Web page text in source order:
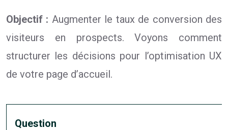
Objectif : Augmenter le taux de conversion des
visiteurs en prospects. Voyons comment
structurer les décisions pour l’optimisation UX
de votre page d’accueil.
Question